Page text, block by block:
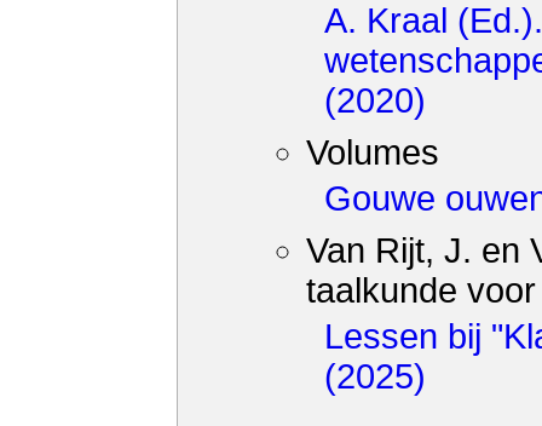
A. Kraal
(2020)
Volumes
Gouwe
Van Rijt, J. en
taalkunde
Lessen bij
(2025)